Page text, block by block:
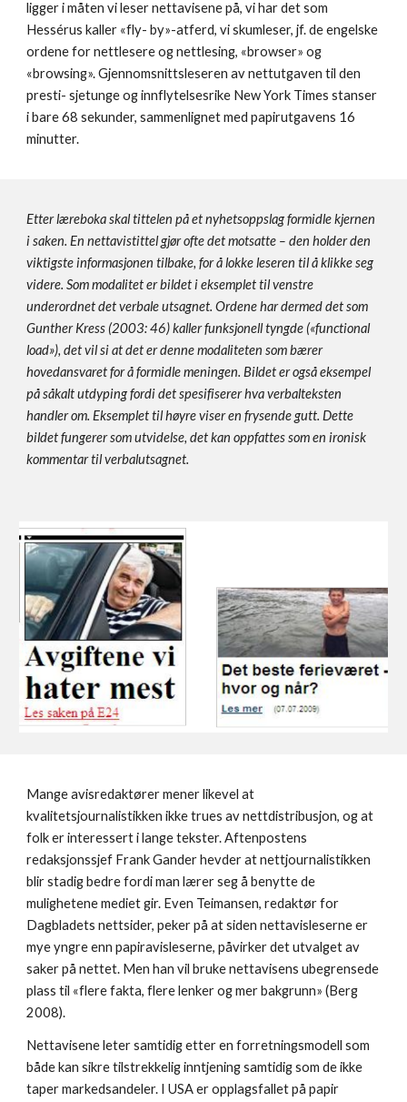
ligger i måten vi leser nettavisene på, vi har det som
Hessérus kaller «fly- by»-atferd, vi skumleser, jf. de engelske
ordene for nettlesere og nettlesing, «browser» og
«browsing». Gjennomsnittsleseren av nettutgaven til den
presti- sjetunge og innflytelsesrike New York Times stanser
i bare 68 sekunder, sammenlignet med papirutgavens 16
minutter.
Etter læreboka skal tittelen på et nyhetsoppslag formidle kjernen
i saken. En nettavistittel gjør ofte det motsatte – den holder den
viktigste informasjonen tilbake, for å lokke leseren til å klikke seg
videre. Som modalitet er bildet i eksemplet til venstre
underordnet det verbale utsagnet. Ordene har dermed det som
Gunther Kress (2003: 46) kaller funksjonell tyngde («functional
load»), det vil si at det er denne modaliteten som bærer
hovedansvaret for å formidle meningen. Bildet er også eksempel
på såkalt utdyping fordi det spesifiserer hva verbalteksten
handler om. Eksemplet til høyre viser en frysende gutt. Dette
bildet fungerer som utvidelse, det kan oppfattes som en ironisk
kommentar til verbalutsagnet.
Mange avisredaktører mener likevel at
kvalitetsjournalistikken ikke trues av nettdistribusjon, og at
folk er interessert i lange tekster. Aftenpostens
redaksjonssjef Frank Gander hevder at nettjournalistikken
blir stadig bedre fordi man lærer seg å benytte de
mulighetene mediet gir. Even Teimansen, redaktør for
Dagbladets nettsider, peker på at siden nettavisleserne er
mye yngre enn papiravisleserne, påvirker det utvalget av
saker på nettet. Men han vil bruke nettavisens ubegrensede
plass til «flere fakta, flere lenker og mer bakgrunn» (Berg
2008).
Nettavisene leter samtidig etter en forretningsmodell som
både kan sikre tilstrekkelig inntjening samtidig som de ikke
taper markedsandeler. I USA er opplagsfallet på papir